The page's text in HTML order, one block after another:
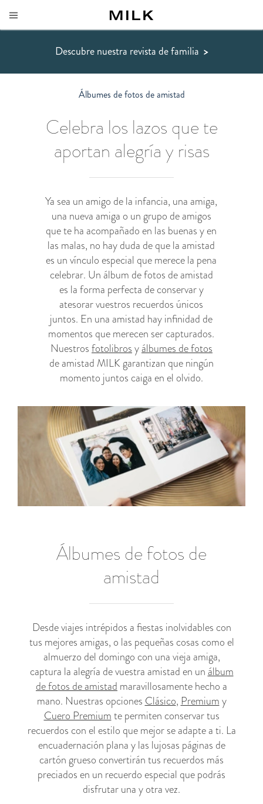
Descubre nuestra revista de familia >
Álbumes de fotos de amistad
Celebra los lazos que te
aportan alegría y risas
Ya sea un amigo de la infancia, una amiga,
una nueva amiga o un grupo de amigos
que te ha acompañado en las buenas y en
las malas, no hay duda de que la amistad
es un vínculo especial que merece la pena
celebrar. Un álbum de fotos de amistad
es la forma perfecta de conservar y
atesorar vuestros recuerdos únicos
juntos. En una amistad hay infinidad de
momentos que merecen ser capturados.
Nuestrosfotolibrosyálbumes de fotos
de amistad MILK garantizan que ningún
momento juntos caiga en el olvido.
Álbumes de fotos de
amistad
Desde viajes intrépidos a fiestas inolvidables con
tus mejores amigas, o las pequeñas cosas como el
almuerzo del domingo con una vieja amiga,
captura la alegría de vuestra amistad en unálbum
de fotos de amistad maravillosamente hecho a
mano. Nuestras opciones Clásico, Premiumy
Cuero Premiumte permiten conservar tus
recuerdos con el estilo que mejor se adapte a ti. La
encuadernación plana y las lujosas páginas de
cartón grueso convertirán tus recuerdos más
preciados en un recuerdo especial que podrás
disfrutar una y otra vez.